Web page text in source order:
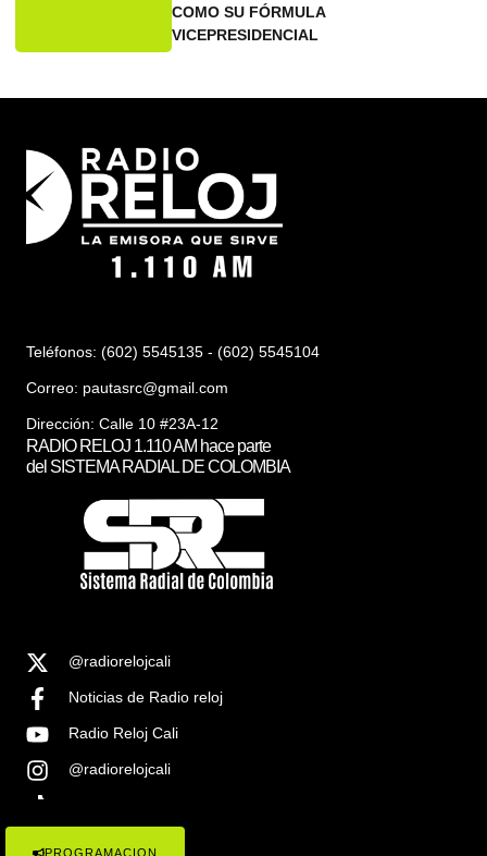
COMO SU FÓRMULA
VICEPRESIDENCIAL
Teléfonos: (602) 5545135 - (602) 5545104
Correo: pautasrc@gmail.com
Dirección: Calle 10 #23A-12
RADIO RELOJ 1.110 AM hace parte
del SISTEMA RADIAL DE COLOMBIA
@radiorelojcali
Noticias de Radio reloj
Radio Reloj Cali
@radiorelojcali
PROGRAMACION